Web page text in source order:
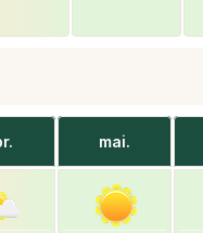
mai.